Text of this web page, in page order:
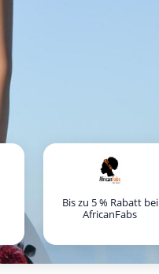
Bis zu 5 % Rabatt bei
AfricanFabs